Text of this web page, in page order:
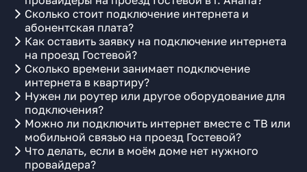
Сколько стоит подключение интернета и
абонентская плата?
Как оставить заявку на подключение интернета
на проезд Гостевой?
Сколько времени занимает подключение
интернета в квартиру?
Нужен ли роутер или другое оборудование для
подключения?
Можно ли подключить интернет вместе с ТВ или
мобильной связью на проезд Гостевой?
Что делать, если в моём доме нет нужного
провайдера?